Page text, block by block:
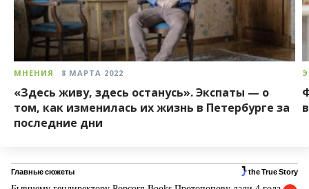
МНЕНИЯ 8 МАРТА 2022
«Здесь живу, здесь останусь». Экспаты — о
том, как изменилась их жизнь в Петербурге за
последние дни